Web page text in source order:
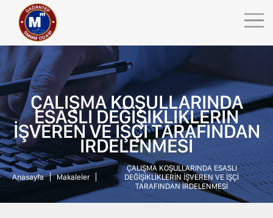
ANASAYFA
KURUMSAL
KURUMSAL
ODA KURULLARI
GSMMMO TV
MEVZUAT
İNSAN KAYNAKLARI
ÇALIŞMA KOŞULLARINDA
ESASLI DEĞİŞİKLİKLERİN
İŞVEREN VE İŞÇİ TARAFINDAN
İRDELENMESİ
Anasayfa Makaleler
ÇALIŞMA KOŞULLARINDA ESASLI
DEĞİŞİKLİKLERİN İŞVEREN VE İŞÇİ
TARAFINDAN İRDELENMESİ